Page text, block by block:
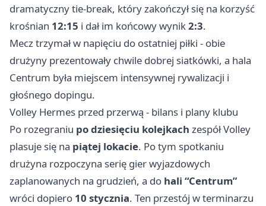
dramatyczny tie-break, który zakończył się na korzyść
krośnian 12:15 i dał im końcowy wynik2:3.
Mecz trzymał w napięciu do ostatniej piłki - obie
drużyny prezentowały chwile dobrej siatkówki, a hala
Centrum była miejscem intensywnej rywalizacji i
głośnego dopingu.
Volley Hermes przed przerwą - bilans i plany klubu
Po rozegraniu po dziesięciu kolejkach zespół Volley
plasuje się na piątej lokacie. Po tym spotkaniu
drużyna rozpoczyna serię gier wyjazdowych
zaplanowanych na grudzień, a do hali “Centrum”
wróci dopiero 10 stycznia. Ten przestój w terminarzu